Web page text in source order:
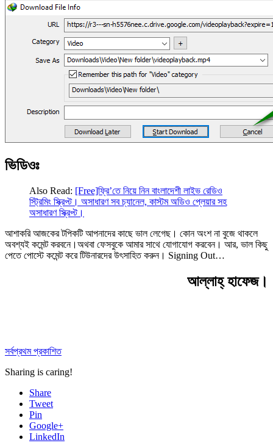
ভিডিওঃ
Also Read: [Free]ফ্রি’তে নিয়ে নিন বাংলাদেশী লাইভ রেডিও
স্ট্রিমিং স্ক্রিপ্ট। অসাধারণ সব চ্যানেল, কাস্টম অডিও প্লেয়ার সহ
অসাধারণ স্ক্রিপ্ট।
আশাকরি আজকের টপিকটি আপনাদের কাছে ভাল লেগেছ। কোন অংশ না বুজে থাকলে
অবশ্যই কমেন্ট করবনে।অথবা ফেসবুকে আমার সাথে যোগাযোগ করবেন। আর, ভাল কিছু
পেতে পোস্টে কমেন্ট করে টিউনারদের উৎসাহিত করুন। Signing Out…
আল্লাহ্‌ হাফেজ।
সর্বপ্রথম প্রকাশিত
Sharing is caring!
Share
Tweet
Pin
Google+
LinkedIn